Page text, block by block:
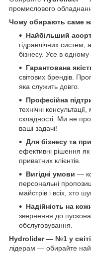
промислового
Чому обирають саме
Найбільший
гідравлічних систем,
бізнесу. Усе в одному
Гарантована
світових брендів.
яка служить довго.
Професійна
технічні
складності. Ми не
ваші задачі!
Для бізнесу та
ефективні рішення
приватних клієнтів.
Вигідні умови —
персональні
майстрів і всіх, хто
Надійність на
звернення до
обслуговування.
Hydrolider — №1 у світі
лідерам — обирайте